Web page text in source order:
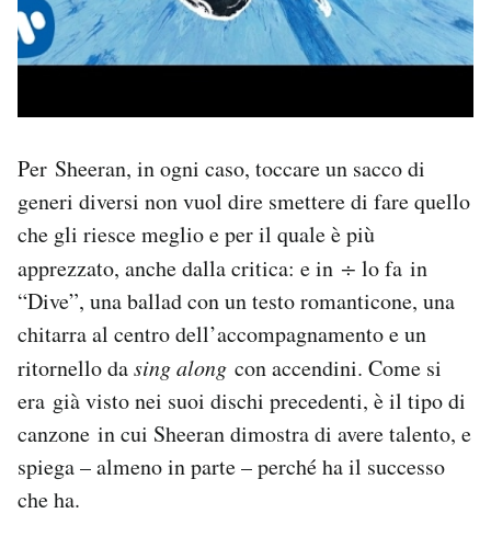
Per Sheeran, in ogni caso, toccare un sacco di
generi diversi non vuol dire smettere di fare quello
che gli riesce meglio e per il quale è più
apprezzato, anche dalla critica: e in ÷ lo fa in
“Dive”, una ballad con un testo romanticone, una
chitarra al centro dell’accompagnamento e un
ritornello dasing along con accendini. Come si
era già visto nei suoi dischi precedenti, è il tipo di
canzone in cui Sheeran dimostra di avere talento, e
spiega – almeno in parte – perché ha il successo
che ha.